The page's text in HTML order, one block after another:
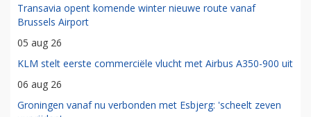
Transavia opent komende winter nieuwe route vanaf
Brussels Airport
05 aug 26
KLM stelt eerste commerciële vlucht met Airbus A350-900 uit
06 aug 26
Groningen vanaf nu verbonden met Esbjerg: 'scheelt zeven